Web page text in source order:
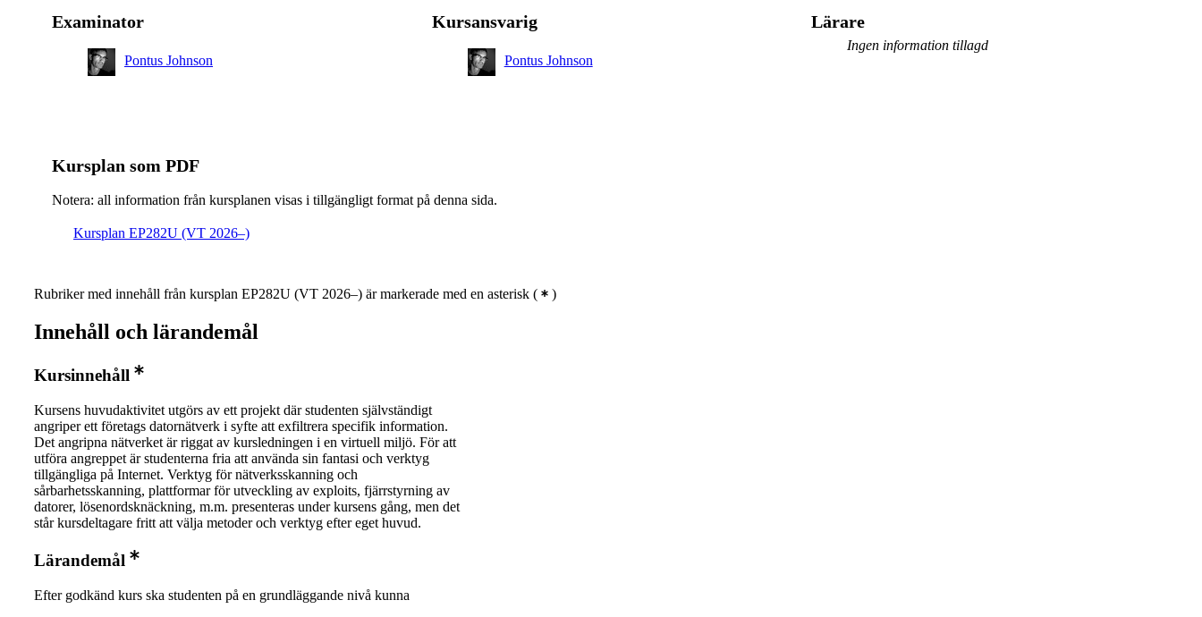
Examinator
Pontus Johnson
Kursansvarig
Pontus Johnson
Lärare
Ingen information tillagd
Kursplan som PDF
Notera: all information från kursplanen visas i tillgängligt format på denna sida.
Kursplan EP282U (VT 2026–)
Rubriker med innehåll från kursplan EP282U (VT 2026–) är markerade med en asterisk ( )
Innehåll och lärandemål
Kursinnehåll
Kursens huvudaktivitet utgörs av ett projekt där studenten självständigt
angriper ett företags datornätverk i syfte att exfiltrera specifik information.
Det angripna nätverket är riggat av kursledningen i en virtuell miljö. För att
utföra angreppet är studenterna fria att använda sin fantasi och verktyg
tillgängliga på Internet. Verktyg för nätverksskanning och
sårbarhetsskanning, plattformar för utveckling av exploits, fjärrstyrning av
datorer, lösenordsknäckning, m.m. presenteras under kursens gång, men det
står kursdeltagare fritt att välja metoder och verktyg efter eget huvud.
Lärandemål
Efter godkänd kurs ska studenten på en grundläggande nivå kunna